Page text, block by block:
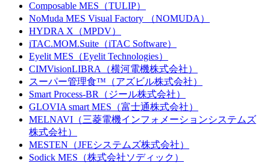
Composable MES（TULIP）
NoMuda MES Visual Factory （NOMUDA）
HYDRA X（MPDV）
iTAC.MOM.Suite（iTAC Software）
Eyelit MES（Eyelit Technologies）
CIMVisionLIBRA（横河電機株式会社）
スーパー管理食™（アズビル株式会社）
Smart Process-BR（ジール株式会社）
GLOVIA smart MES（富士通株式会社）
MELNAVI（三菱電機インフォメーションシステムズ
株式会社）
MESTEN（JFEシステムズ株式会社）
Sodick MES（株式会社ソディック）